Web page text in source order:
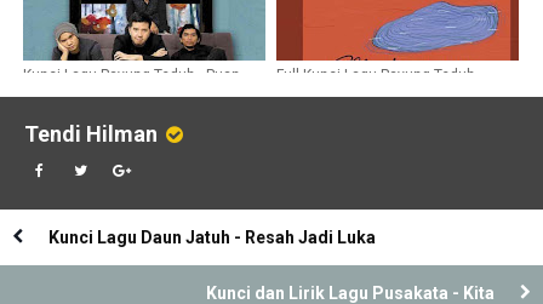
Kunci Lagu Payung Teduh - Puan
Full Kunci Lagu Payung Teduh
Tendi Hilman
Kunci Lagu Daun Jatuh - Resah Jadi Luka
Kunci dan Lirik Lagu Pusakata - Kita